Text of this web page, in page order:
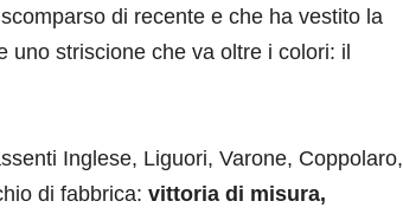
di recente e che ha vestito la
uno striscione che va oltre i colori: il
Inglese, Liguori, Varone, Coppolaro,
di fabbrica: vittoria di misura,